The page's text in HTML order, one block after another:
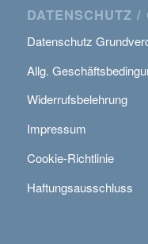
DATENSCHUTZ /
Datenschutz
Allg.
Widerrufsbelehrung
Impressum
Cookie-Richtlinie
Haftungsausschluss